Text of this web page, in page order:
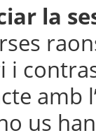
la
i
us